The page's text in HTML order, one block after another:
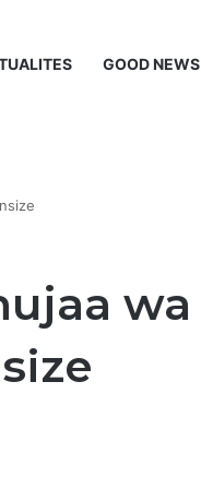
GOOD NEWS
wa